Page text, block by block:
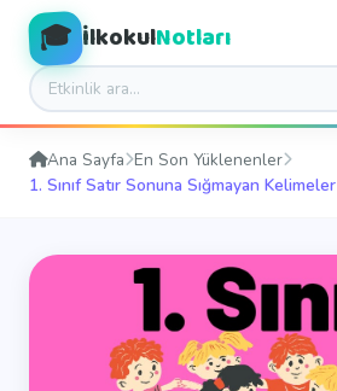
🎓 İlkokulNotları
Ana Sayfa En Son Yüklenenler
1. Sınıf Satır Sonuna Sığmayan Kelimeler